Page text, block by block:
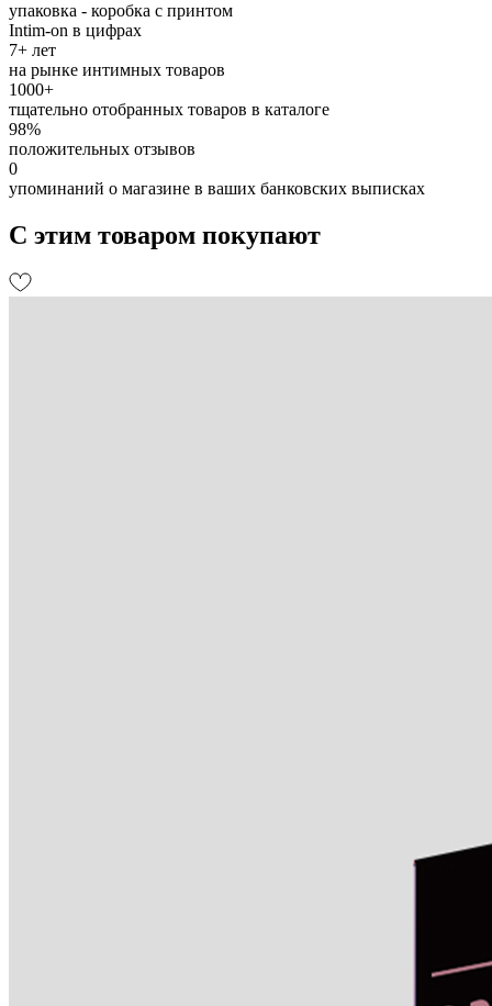
упаковка - коробка с принтом
Intim-on в цифрах
7+ лет
на рынке интимных товаров
1000+
тщательно отобранных товаров в каталоге
98%
положительных отзывов
0
упоминаний о магазине в ваших банковских выписках
С этим товаром покупают